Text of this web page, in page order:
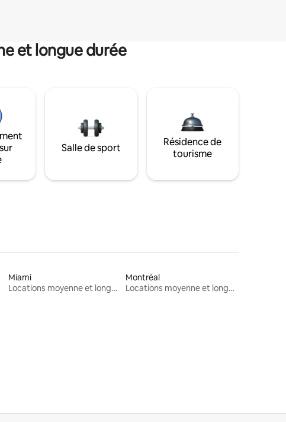
et longue durée
Salle de sport
Résidence de
tourisme
Miami
Locations moyenne et longue durée
Montréal
Locations moyenne et longue durée